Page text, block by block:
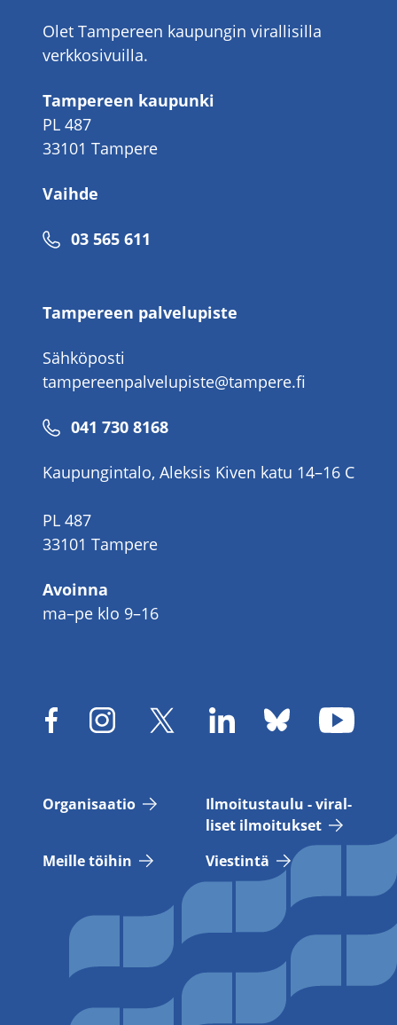
Olet Tampereen kaupungin virallisilla
verkkosivuilla.
Tampereen kaupunki
PL 487
33101 Tampere
Vaihde
Puhelinnumero
03 565 611
Tampereen palvelupiste
Sähköposti
tampereenpalvelupiste@tampere.fi
Puhelinnumero
041 730 8168
Kaupungintalo, Aleksis Kiven katu 14–16 C
PL 487
33101 Tampere
Avoinna
ma–pe klo 9–16
Or­ga­ni­saa­tio
Il­moi­tus­tau­lu - vi­ral­
li­set il­moi­tuk­set
Meil­le töi­hin
Vies­tin­tä